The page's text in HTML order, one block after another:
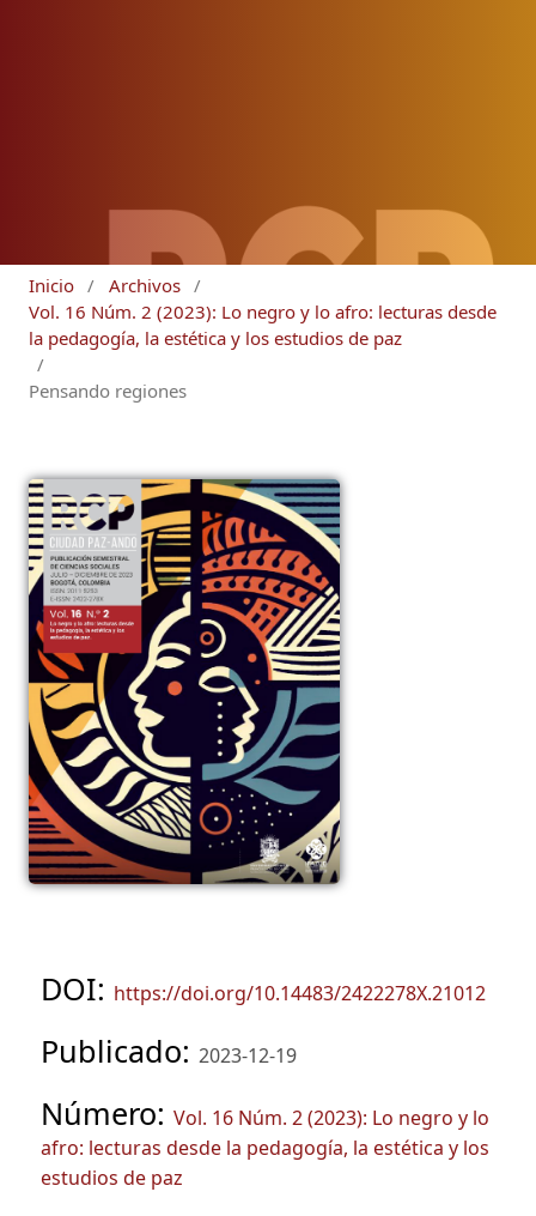
Inicio / Archivos /
Vol. 16 Núm. 2 (2023): Lo negro y lo afro: lecturas desde
la pedagogía, la estética y los estudios de paz
/
Pensando regiones
DOI: https://doi.org/10.14483/2422278X.21012
Publicado: 2023-12-19
Número: Vol. 16 Núm. 2 (2023): Lo negro y lo
afro: lecturas desde la pedagogía, la estética y los
estudios de paz